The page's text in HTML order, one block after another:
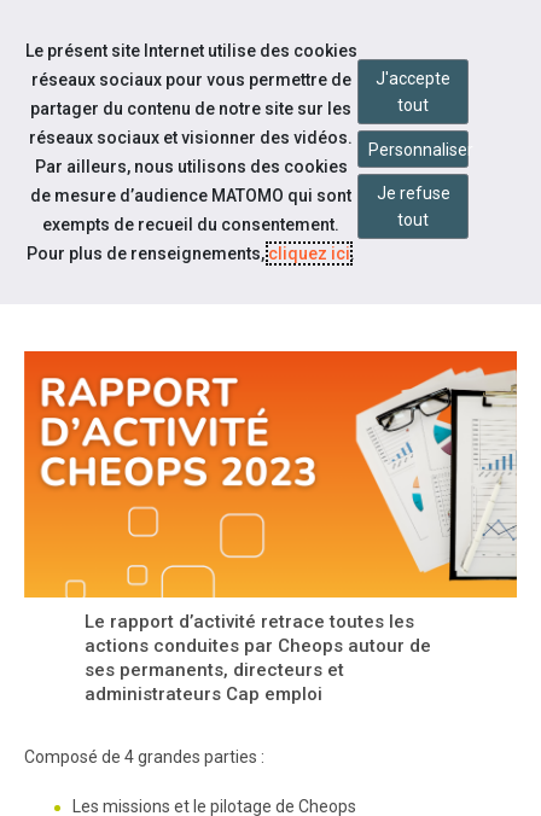
Aller au contenu
Notre actualité
SORTIE DU RAPPORT D'ACTIVITÉ
Le rapport d’activité retrace toutes les
actions conduites par Cheops autour de
ses permanents, directeurs et
administrateurs Cap emploi
Composé de 4 grandes parties :
Les missions et le pilotage de Cheops
Le présent site Internet utilise des cookies
réseaux sociaux pour vous permettre de
partager du contenu de notre site sur les
réseaux sociaux et visionner des vidéos.
Par ailleurs, nous utilisons des cookies
de mesure d’audience MATOMO qui sont
exempts de recueil du consentement.
Pour plus de renseignements,cliquez ici.
J'accepte
tout
Personnaliser
Je refuse
tout